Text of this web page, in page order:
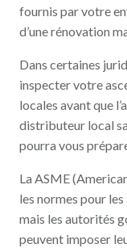
fournis par votre
d’une rénovation
Dans certaines
inspecter votre
locales avant que
distributeur local
pourra vous
La ASME
les normes pour
mais les autorités
peuvent imposer